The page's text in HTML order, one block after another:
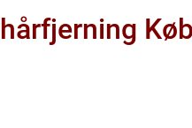
hårfjerning